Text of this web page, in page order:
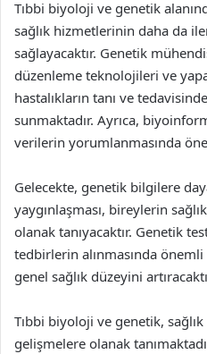
Tıbbi biyoloji ve genetik
sağlık hizmetlerinin daha da
sağlayacaktır. Genetik
düzenleme teknolojileri ve
hastalıkların tanı ve
sunmaktadır. Ayrıca,
verilerin yorumlanmasında
Gelecekte, genetik bilgilere
yaygınlaşması, bireylerin
olanak tanıyacaktır. Genetik
tedbirlerin alınmasında
genel sağlık düzeyini
Tıbbi biyoloji ve genetik,
gelişmelere olanak